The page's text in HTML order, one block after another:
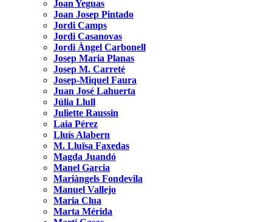
Joan Yeguas
Joan Josep Pintado
Jordi Camps
Jordi Casanovas
Jordi Àngel Carbonell
Josep Maria Planas
Josep M. Carreté
Josep-Miquel Faura
Juan José Lahuerta
Júlia Llull
Juliette Raussin
Laia Pérez
Lluís Alabern
M. Lluïsa Faxedas
Magda Juandó
Manel Garcia
Mariàngels Fondevila
Manuel Vallejo
Maria Clua
Marta Mérida